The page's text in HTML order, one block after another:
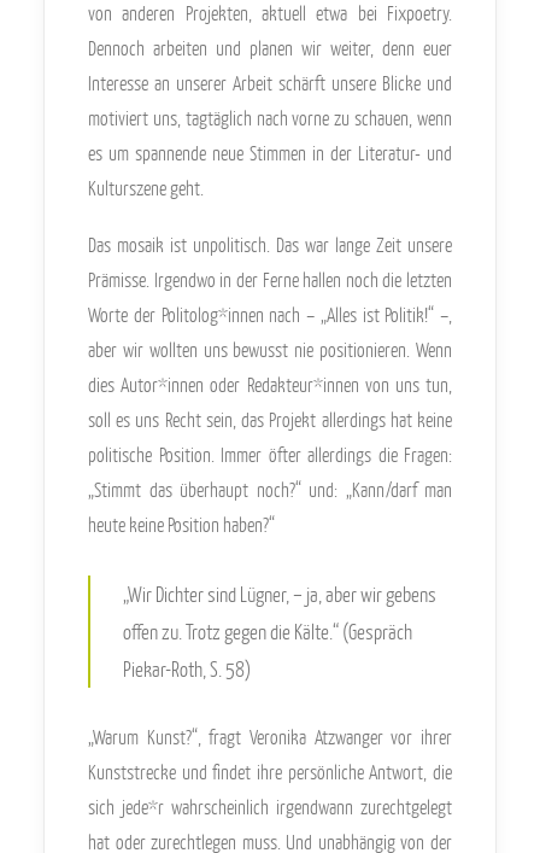
von anderen Projekten, aktuell etwa bei Fixpoetry.
Dennoch arbeiten und planen wir weiter, denn euer
Interesse an unserer Arbeit schärft unsere Blicke und
motiviert uns, tagtäglich nach vorne zu schauen, wenn
es um spannende neue Stimmen in der Literatur- und
Kulturszene geht.
Das mosaik ist unpolitisch. Das war lange Zeit unsere
Prämisse. Irgendwo in der Ferne hallen noch die letzten
Worte der Politolog*innen nach – „Alles ist Politik!“ –,
aber wir wollten uns bewusst nie positionieren. Wenn
dies Autor*innen oder Redakteur*innen von uns tun,
soll es uns Recht sein, das Projekt allerdings hat keine
politische Position. Immer öfter allerdings die Fragen:
„Stimmt das überhaupt noch?“ und: „Kann/darf man
heute keine Position haben?“
„Wir Dichter sind Lügner, – ja, aber wir gebens
offen zu. Trotz gegen die Kälte.“ (Gespräch
Piekar-Roth, S. 58)
„Warum Kunst?“, fragt Veronika Atzwanger vor ihrer
Kunststrecke und findet ihre persönliche Antwort, die
sich jede*r wahrscheinlich irgendwann zurechtgelegt
hat oder zurechtlegen muss. Und unabhängig von der